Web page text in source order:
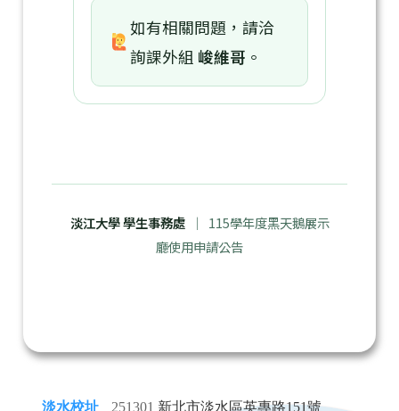
如有相關問題，請洽
詢課外組 峻維哥 。
淡江大學 學生事務處｜ 115學年度黑天鵝展示
廳使用申請公告
淡水校址 251301 新北市淡水區英專路151號